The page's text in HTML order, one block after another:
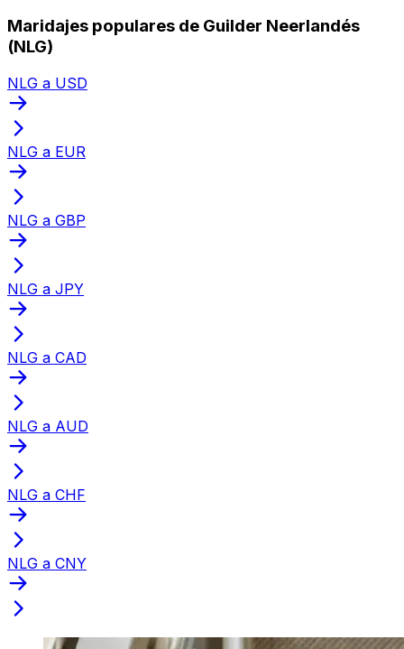
Maridajes populares de Guilder Neerlandés
(NLG)
NLG a USD
NLG a EUR
NLG a GBP
NLG a JPY
NLG a CAD
NLG a AUD
NLG a CHF
NLG a CNY